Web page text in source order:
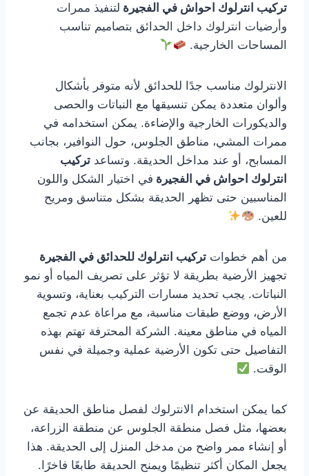
تركيب انترلوك احواش في الفجيرة لتنفيذ ممرات
وأرضيات انترلوك داخل الحدائق بتصاميم تناسب
المساحات الخارجية.
الانترلوك مناسب جدًا للحدائق لأنه متوفر بأشكال
وألوان متعددة يمكن تنسيقها مع النباتات والحصى
والديكورات الخارجية والإضاءة. يمكن استخدامه في
ممرات المشي، مناطق الجلوس، حول النوافير، بجانب
المسابح، أو عند مداخل الحديقة. وتساعد تركيب
انترلوك احواش في الفجيرة في اختيار الشكل واللون
المناسبين حتى تظهر الحديقة بشكل متناسق ومريح
للعين.
من أهم خطوات تركيب انترلوك للحدائق في الفجيرة
تجهيز الأرضية بطريقة لا تؤثر على تصريف المياه أو نمو
النباتات. يجب تحديد مسارات التركيب بعناية، وتسوية
الأرض، ووضع طبقات مناسبة، مع مراعاة عدم تجمع
المياه في مناطق معينة. الشركة المحترفة تهتم بهذه
التفاصيل حتى تكون الأرضية عملية وجميلة في نفس
الوقت.
كما يمكن استخدام الانترلوك لفصل مناطق الحديقة عن
بعضها، مثل فصل منطقة الجلوس عن منطقة الزراعة،
أو إنشاء ممر واضح من مدخل المنزل إلى الحديقة. هذا
يجعل المكان أكثر تنظيمًا ويمنح الحديقة طابعًا فاخرًا.